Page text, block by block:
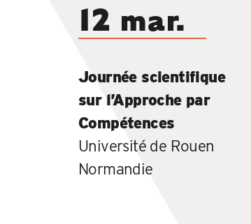
12 mar.
Journée scientifique
sur l’Approche par
Compétences
Université de Rouen
Normandie